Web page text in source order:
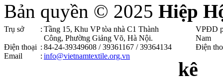
Bản quyền © 2025 Hiệp
Trụ sở : Tầng 15, Khu VP tòa nhà C1 Thành
Công, Phường Giảng Võ, Hà Nội .
Điện thoại : 84-24-39349608 / 39361167 / 39364134
Email
: info@vietnamtextile.org.vn
VPĐD
Nam
Điện
kê